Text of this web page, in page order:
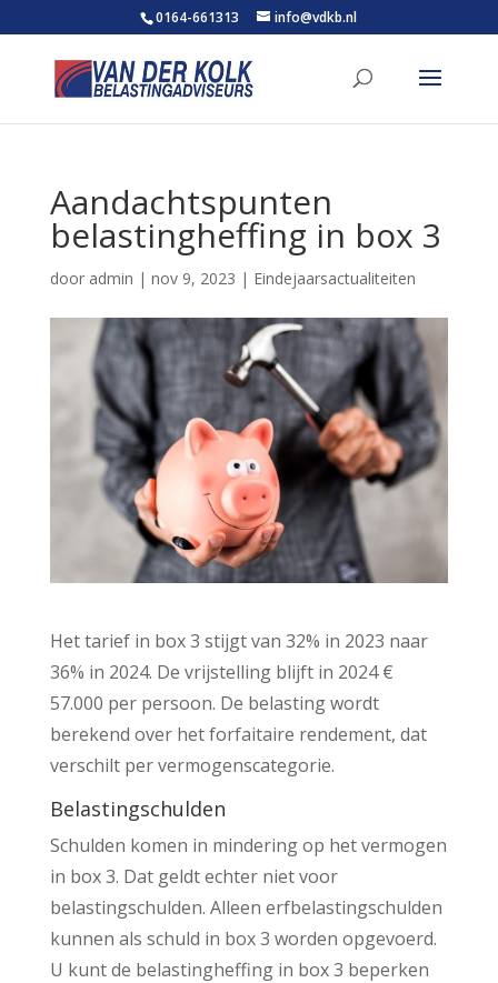
0164-661313 info@vdkb.nl
Aandachtspunten
belastingheffing in box 3
door admin | nov 9, 2023 | Eindejaarsactualiteiten
Het tarief in box 3 stijgt van 32% in 2023 naar
36% in 2024. De vrijstelling blijft in 2024 €
57.000 per persoon. De belasting wordt
berekend over het forfaitaire rendement, dat
verschilt per vermogenscategorie.
Belastingschulden
Schulden komen in mindering op het vermogen
in box 3. Dat geldt echter niet voor
belastingschulden. Alleen erfbelastingschulden
kunnen als schuld in box 3 worden opgevoerd.
U kunt de belastingheffing in box 3 beperken